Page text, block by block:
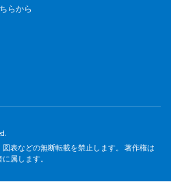
らから
表などの無断転載を禁止します。 著作権は
属します。